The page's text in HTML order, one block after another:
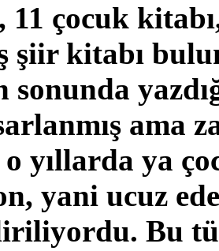
11 çocuk
şiir kitabı
sonunda
ama
yıllarda ya
yani ucuz
Bu